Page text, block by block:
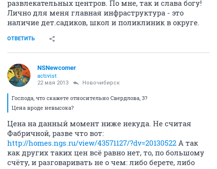
развлекательных центров. По мне, так и слава богу!
Лично для меня главная инфраструктура - это
наличие дет.садиков, школ и поликлиник в округе.
ОТВЕТИТЬ
NSNewcomer
activist
22 мая 2013 Новочибирск
Господа, что скажете относительно Свердлова, 3?
Цена вроде невысока?
Цена на данный момент ниже некуда. Не считая
Фабричной, разве что вот:
http://homes.ngs.ru/view/43571127/?dv=20130522 А так
как других таких цен всё равно нет, то, по большому
счёту, и разговаривать не о чем: либо берете, либо